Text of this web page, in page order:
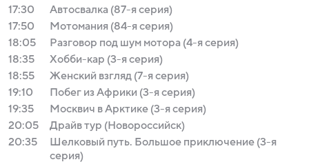
17:30
Автосвалка (87-я серия)
17:50
Мотомания (84-я серия)
18:05
Разговор под шум мотора (4-я серия)
18:35
Хобби-кар (3-я серия)
18:55
Женский взгляд (7-я серия)
19:10
Побег из Африки (3-я серия)
19:35
Москвич в Арктике (3-я серия)
20:05
Драйв тур (Новороссийск)
20:35
Шелковый путь. Большое приключение (3-я
серия)